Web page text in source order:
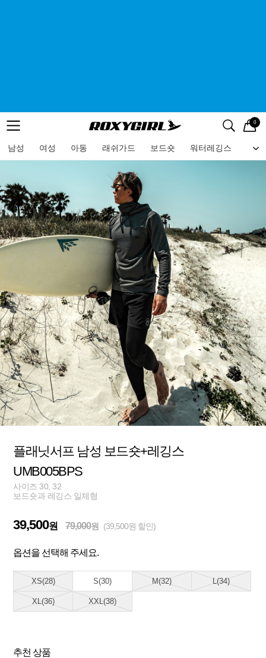
메뉴 검색
로고 0
남성 여성 아동 래쉬가드 보드숏 워터레깅스 비
메뉴
플래닛서프 남성 보드숏+레깅스
UMB005BPS
사이즈 30, 32
보드숏과 레깅스 일체형
39,500원 79,000원 (39,500원 할인)
옵션을 선택해 주세요.
XS(28) S(30) M(32) L(34)
XL(36) XXL(38)
추천 상품